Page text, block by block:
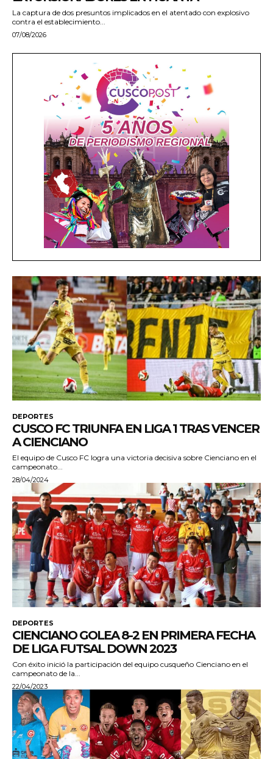
La captura de dos presuntos implicados en el atentado con explosivo
contra el establecimiento...
07/08/2026
DEPORTES
CUSCO FC TRIUNFA EN LIGA 1 TRAS VENCER
A CIENCIANO
El equipo de Cusco FC logra una victoria decisiva sobre Cienciano en el
campeonato...
28/04/2024
DEPORTES
CIENCIANO GOLEA 8-2 EN PRIMERA FECHA
DE LIGA FUTSAL DOWN 2023
Con éxito inició la participación del equipo cusqueño Cienciano en el
campeonato de la...
22/04/2023